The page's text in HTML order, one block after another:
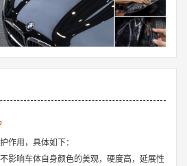
作用，具体如下：
影响车体自身颜色的美观，硬度高，延展性